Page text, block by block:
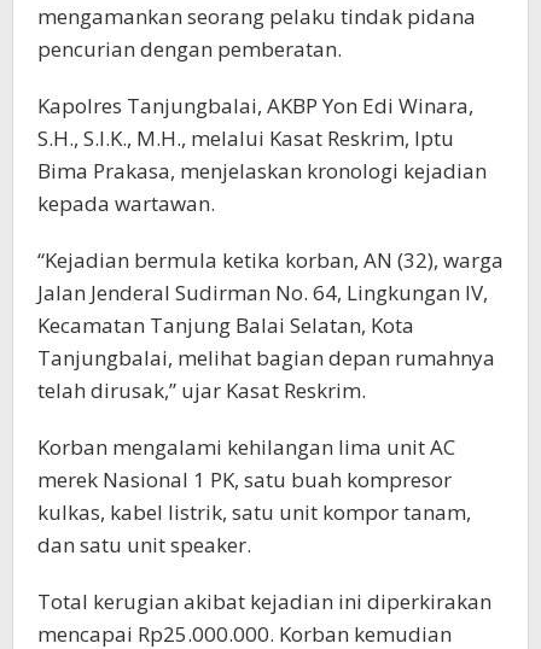
mengamankan seorang pelaku tindak pidana
pencurian dengan pemberatan.
Kapolres Tanjungbalai, AKBP Yon Edi Winara,
S.H., S.I.K., M.H., melalui Kasat Reskrim, Iptu
Bima Prakasa, menjelaskan kronologi kejadian
kepada wartawan.
“Kejadian bermula ketika korban, AN (32), warga
Jalan Jenderal Sudirman No. 64, Lingkungan IV,
Kecamatan Tanjung Balai Selatan, Kota
Tanjungbalai, melihat bagian depan rumahnya
telah dirusak,” ujar Kasat Reskrim.
Korban mengalami kehilangan lima unit AC
merek Nasional 1 PK, satu buah kompresor
kulkas, kabel listrik, satu unit kompor tanam,
dan satu unit speaker.
Total kerugian akibat kejadian ini diperkirakan
mencapai Rp25.000.000. Korban kemudian